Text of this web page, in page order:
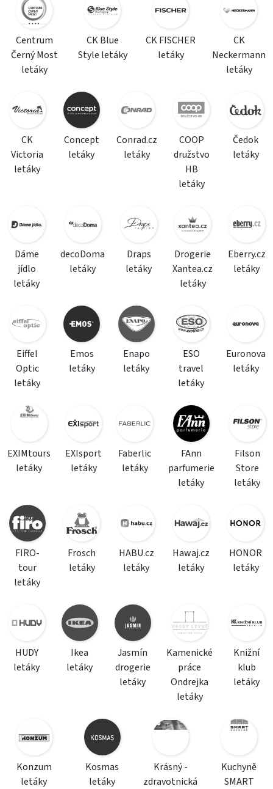
Centrum
Černý Most
letáky
CK Blue
Style letáky
CK FISCHER
letáky
CK
Neckermann
letáky
CK
Victoria
letáky
Concept
letáky
Conrad.cz
letáky
COOP
družstvo
HB
letáky
Čedok
letáky
Dáme
jídlo
letáky
decoDoma
letáky
Draps
letáky
Drogerie
Xantea.cz
letáky
Eberry.cz
letáky
Eiffel
Optic
letáky
Emos
letáky
Enapo
letáky
ESO
travel
letáky
Euronova
letáky
EXIMtours
letáky
EXIsport
letáky
Faberlic
letáky
FAnn
parfumerie
letáky
Filson
Store
letáky
FIRO-
tour
letáky
Frosch
letáky
HABU.cz
letáky
Hawaj.cz
letáky
HONOR
letáky
HUDY
letáky
Ikea
letáky
Jasmín
drogerie
letáky
Kamenické
práce
Ondrejka
letáky
Knižní
klub
letáky
Konzum
letáky
Kosmas
letáky
Krásný -
zdravotnická
Kuchyně
SMART